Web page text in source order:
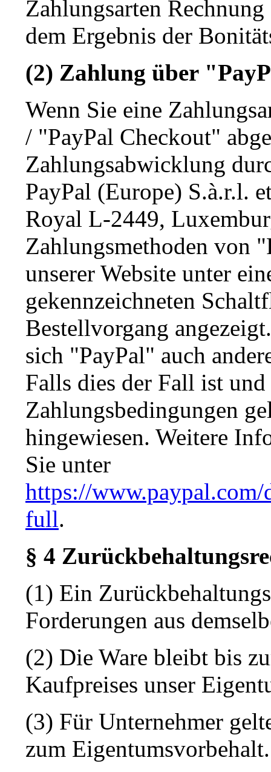
Zahlungsarten
dem Ergebnis der
(2) Zahlung über
Wenn Sie eine
/ "PayPal Checkout"
Zahlungsabwicklung
PayPal (Europe) S.à.r.l.
Royal L-2449,
Zahlungsmethoden von
unserer Website unter
gekennzeichneten
Bestellvorgang
sich "PayPal" auch
Falls dies der Fall ist und
Zahlungsbedingungen
hingewiesen. Weitere
Sie unter
https://www.paypal.com/
full.
§ 4
(1) Ein
Forderungen aus
(2) Die Ware bleibt bis
Kaufpreises unser
(3) Für Unternehmer
zum Eigentumsvorbehalt.